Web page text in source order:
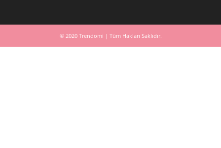
© 2020 Trendomi | Tüm Hakları Saklıdır.